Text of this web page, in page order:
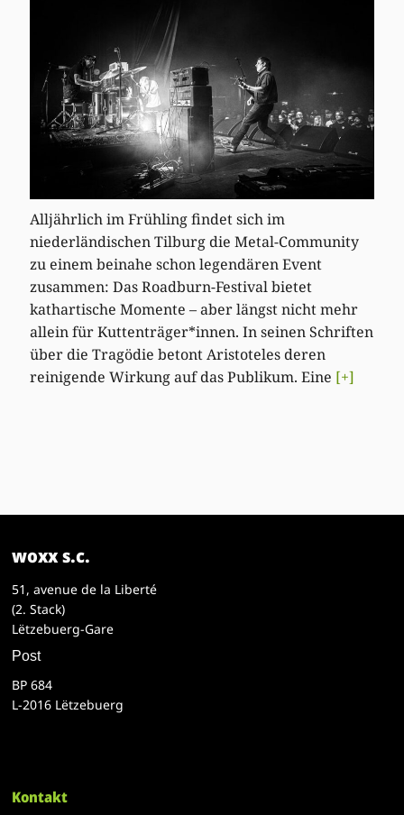
Alljährlich im Frühling findet sich im
niederländischen Tilburg die Metal-Community
zu einem beinahe schon legendären Event
zusammen: Das Roadburn-Festival bietet
kathartische Momente – aber längst nicht mehr
allein für Kuttenträger*innen. In seinen Schriften
über die Tragödie betont Aristoteles deren
reinigende Wirkung auf das Publikum. Eine [+]
woxx s.c.
51, avenue de la Liberté
(2. Stack)
Lëtzebuerg-Gare
Post
BP 684
L-2016 Lëtzebuerg
Kontakt